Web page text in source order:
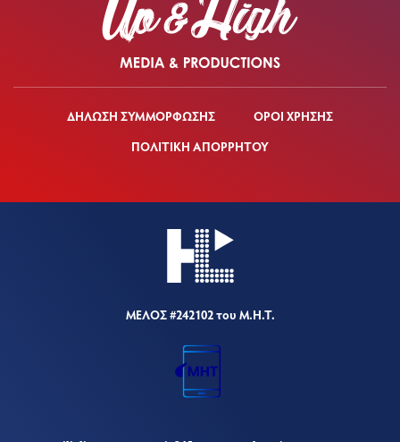
ΔΗΛΩΣΗ ΣΥΜΜΟΡΦΩΣΗΣ
ΟΡΟΙ ΧΡΗΣΗΣ
ΠΟΛΙΤΙΚΗ ΑΠΟΡΡΗΤΟΥ
ΜΕΛΟΣ #242102 του Μ.Η.Τ.